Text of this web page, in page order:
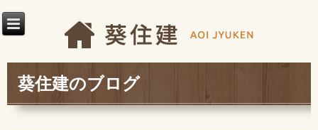
葵住建のブログ